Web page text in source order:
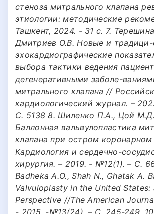
стеноза митрального клапана
этиологии: методические
Ташкент, 2024. - 31 с. 7.
Дмитриев О.В. Новые и
эхокардиографические
выбора тактики ведения
дегенеративными заболе-
митрального клапана //
кардиологический журнал. –
С. 5138 8. Шиленко П.А., Цой
Баллонная вальвулопластика
клапана при остром
Кардиология и сердечно-
хирургия. – 2019. - №12(1). – С.
Badheka A.O., Shah N., Ghatak A.
Valvuloplasty in the United States:
Perspective //The American
- 2015. -№13(24). – С. 245-249. 10.